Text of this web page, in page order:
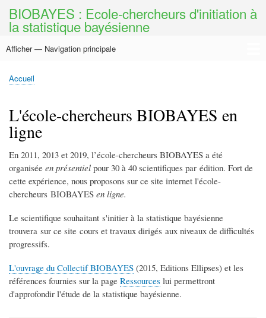
au
contenu
BIOBAYES : Ecole-chercheurs d'initiation à
la statistique bayésienne
Navigation
Afficher — Navigation principale
Accueil
Cours
Travaux dirigés
Collectif BIOBAYES
Ouvrage collectif
BIOBAYES en présentiel
Ressources
Fil
Accueil
L'école-chercheurs BIOBAYES en
ligne
En 2011, 2013 et 2019, l’école-chercheurs BIOBAYES a été
organisée en présentiel pour 30 à 40 scientifiques par édition. Fort de
cette expérience, nous proposons sur ce site internet l'école-
chercheurs BIOBAYES en ligne.
Le scientifique souhaitant s'initier à la statistique bayésienne
trouvera sur ce site cours et travaux dirigés aux niveaux de difficultés
progressifs.
L'ouvrage du Collectif BIOBAYES (2015, Editions Ellipses) et les
références fournies sur la page Ressources lui permettront
d'approfondir l'étude de la statistique bayésienne.